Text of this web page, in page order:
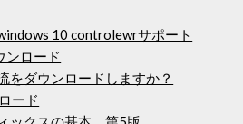
10 controlewrサポート
ンロード
をダウンロードしますか？
ード